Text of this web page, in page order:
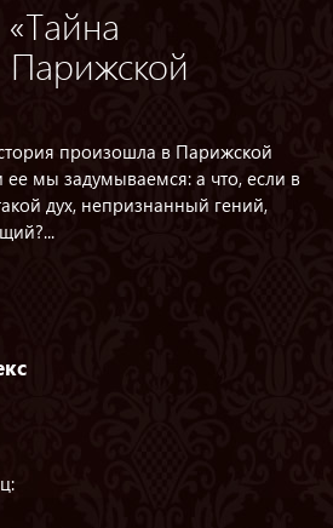
Парижской
произошла в Парижской
мы задумываемся: а что, если в
дух, непризнанный гений,